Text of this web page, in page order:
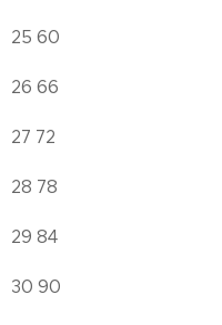
25 60
26 66
27 72
28 78
29 84
30 90